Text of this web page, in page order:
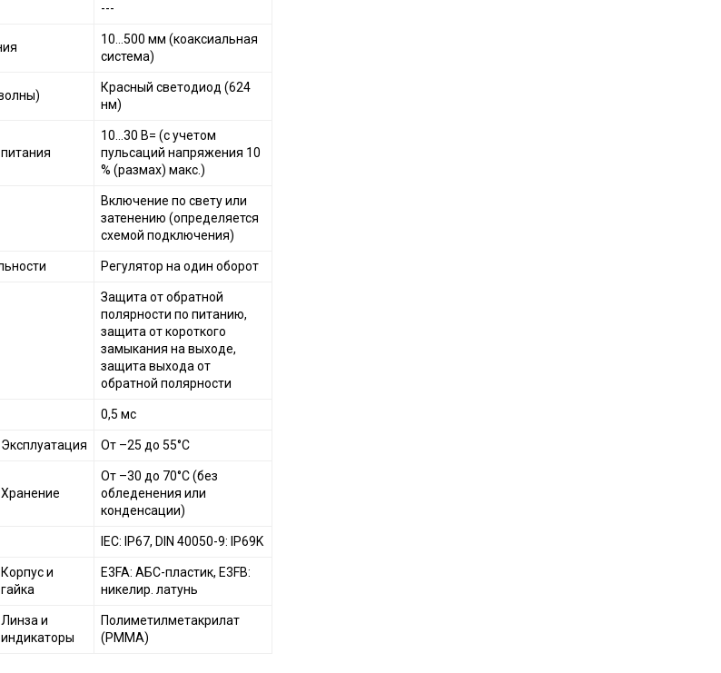
---
10…500 мм (коаксиальная
система)
Красный светодиод (624
нм)
10...30 В= (с учетом
пульсаций напряжения 10
% (размах) макс.)
Включение по свету или
затенению (определяется
схемой подключения)
Регулятор на один оборот
Защита от обратной
полярности по питанию,
защита от короткого
замыкания на выходе,
защита выхода от
обратной полярности
0,5 мс
Эксплуатация От –25 до 55°C
Хранение
От –30 до 70°C (без
обледенения или
конденсации)
IEC: IP67, DIN 40050-9: IP69K
Корпус и
гайка
E3FA: АБС-пластик, E3FB:
никелир. латунь
Линза и
индикаторы
Полиметилметакрилат
(PMMA)